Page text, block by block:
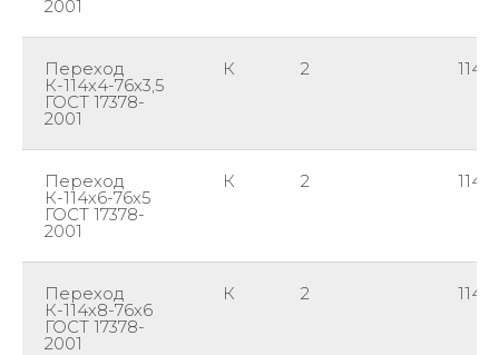
2001
Переход
К-114х4-76х3,5
ГОСТ 17378-
2001
К 2 114
Переход
К-114х6-76х5
ГОСТ 17378-
2001
К 2 114
Переход
К-114х8-76х6
ГОСТ 17378-
2001
К 2 114